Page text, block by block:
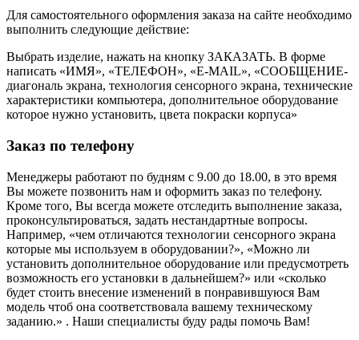
Для самостоятельного оформления заказа на сайте необходимо
выполнить следующие действие:
Выбрать изделие, нажать на кнопку ЗАКАЗАТЬ. В форме
написать «ИМЯ», «ТЕЛЕФОН», «E-MAIL», «СООБЩЕНИЕ-
диагональ экрана, технология сенсорного экрана, технические
характеристики компьютера, дополнительное оборудование
которое нужно установить, цвета покраски корпуса»
Заказ по телефону
Менеджеры работают по будням с 9.00 до 18.00, в это время
Вы можете позвонить нам и оформить заказ по телефону.
Кроме того, Вы всегда можете отследить выполнение заказа,
проконсультироваться, задать нестандартные вопросы.
Например, «чем отличаются технологии сенсорного экрана
которые мы используем в оборудовании?», «Можно ли
установить дополнительное оборудование или предусмотреть
возможность его установки в дальнейшем?» или «сколько
будет стоить внесение изменений в понравившуюся Вам
модель чтоб она соответствовала вашему техническому
заданию.» . Наши специалисты буду рады помочь Вам!